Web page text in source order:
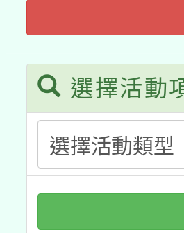
「數位內
薪期間赴陸
轉知經濟部
業技術研究
用水績優單
動」
115年8月
桃園市孔
開 智慧啟
2026年桃
選擇活動